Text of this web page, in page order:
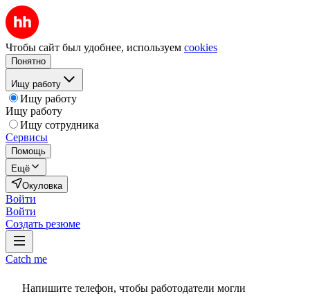
Чтобы сайт был удобнее, используем cookies
Понятно
Ищу работу
Ищу работу
Ищу работу
Ищу сотрудника
Сервисы
Помощь
Ещё
Окуловка
Войти
Войти
Создать резюме
Catch me
Напишите телефон, чтобы работодатели могли